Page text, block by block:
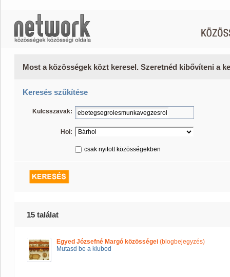
Most a közösségek közt keresel. Szeretnéd kibővíteni a
Keresés szűkítése
Kulcsszavak:
Hol:
csak nyitott közösségekben
15 találat
Egyed Józsefné Margó közösségei (blogbejegyzés)
Mutasd be a klubod